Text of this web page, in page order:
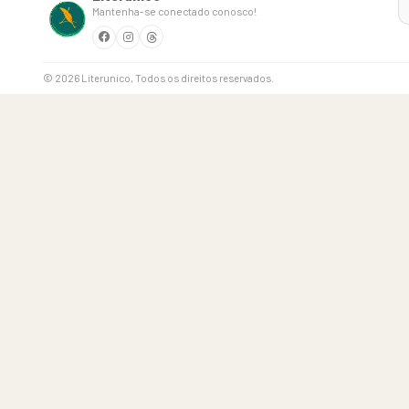
Mantenha-se conectado conosco!
© 2026 Literunico, Todos os direitos reservados.